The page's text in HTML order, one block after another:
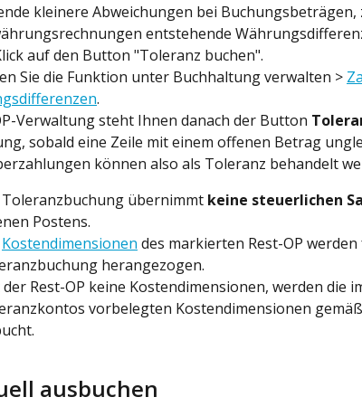
kleinere Abweichungen bei Buchungsbeträgen,
entstehende
auf den Button "Toleranz buchen".
Sie die Funktion unter Buchhaltung verwalten >
.
Verwaltung steht Ihnen danach der Button
sobald eine Zeile mit einem offenen Betrag
können also als Toleranz behandelt
Toleranzbuchung übernimmt keine steuerlichen
Postens.
Kostendimensionen des markierten Rest-OP
herangezogen.
der Rest-OP keine Kostendimensionen, werden die
vorbelegten Kostendimensionen gemäß
ausbuchen